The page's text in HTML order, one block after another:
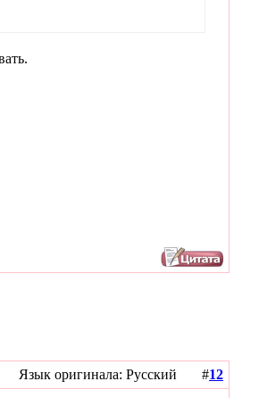
Язык оригинала: Русский #12